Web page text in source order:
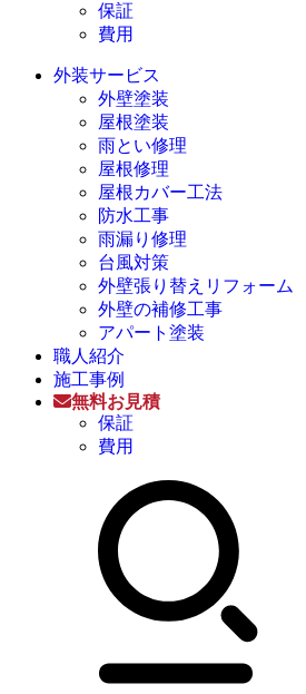
保証
費用
外装サービス
外壁塗装
屋根塗装
雨とい修理
屋根修理
屋根カバー工法
防水工事
雨漏り修理
台風対策
外壁張り替えリフォーム
外壁の補修工事
アパート塗装
職人紹介
施工事例
無料お見積
保証
費用